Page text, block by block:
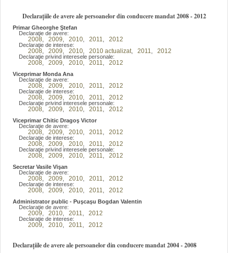
Declarațiile de avere ale persoanelor din conducere mandat 2008 - 2012
Primar Gheorghe Ştefan
Declaraţie de avere:
2008 2009 2010 2011 2012
Declaraţie de interese:
2008 2009 2010 2010 actualizat 2011 2012
Declaraţie privind interesele personale:
2008 2009 2010 2011 2012
Viceprimar Monda Ana
Declaraţie de avere:
2008 2009 2010 2011 2012
Declaraţie de interese:
2008 2009 2010 2011 2012
Declaraţie privind interesele personale:
2008 2009 2010 2011 2012
Viceprimar Chitic Dragoş Victor
Declaraţie de avere:
2008 2009 2010 2011 2012
Declaraţie de interese:
2008 2009 2010 2011 2012
Declaraţie privind interesele personale:
2008 2009 2010 2011 2012
Secretar Vasile Vişan
Declaraţie de avere:
2008 2009 2010 2011 2012
Declaraţie de interese:
2008 2009 2010 2011 2012
Administrator public - Puşcaşu Bogdan Valentin
Declaraţie de avere:
2009 2010 2011 2012
Declaraţie de interese:
2009 2010 2011 2012
Declarațiile de avere ale persoanelor din conducere mandat 2004 - 2008